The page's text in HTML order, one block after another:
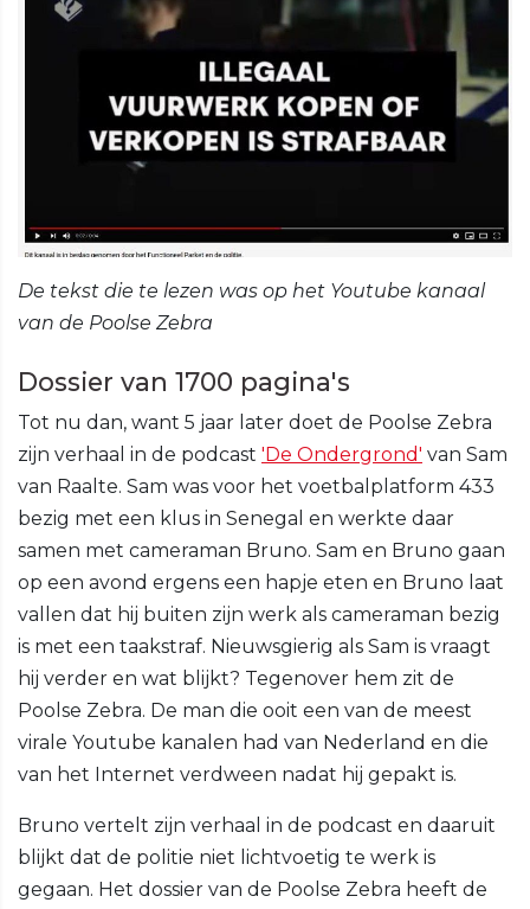
De tekst die te lezen was op het Youtube kanaal
van de Poolse Zebra
Dossier van 1700 pagina's
Tot nu dan, want 5 jaar later doet de Poolse Zebra
zijn verhaal in de podcast 'De Ondergrond' van Sam
van Raalte. Sam was voor het voetbalplatform 433
bezig met een klus in Senegal en werkte daar
samen met cameraman Bruno. Sam en Bruno gaan
op een avond ergens een hapje eten en Bruno laat
vallen dat hij buiten zijn werk als cameraman bezig
is met een taakstraf. Nieuwsgierig als Sam is vraagt
hij verder en wat blijkt? Tegenover hem zit de
Poolse Zebra. De man die ooit een van de meest
virale Youtube kanalen had van Nederland en die
van het Internet verdween nadat hij gepakt is.
Bruno vertelt zijn verhaal in de podcast en daaruit
blijkt dat de politie niet lichtvoetig te werk is
gegaan. Het dossier van de Poolse Zebra heeft de